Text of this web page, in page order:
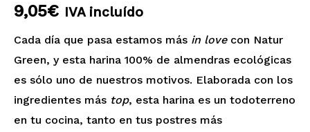
9,05€ IVA incluído
Cada día que pasa estamos más in lovecon Natur
Green, y esta harina 100% de almendras ecológicas
es sólo uno de nuestros motivos. Elaborada con los
ingredientes más top, esta harina es un todoterreno
en tu cocina, tanto en tus postres más